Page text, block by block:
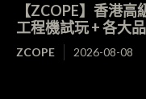
【ZCOPE】香港
工程機試玩 + 各大
ZCOPE 2026-08-08